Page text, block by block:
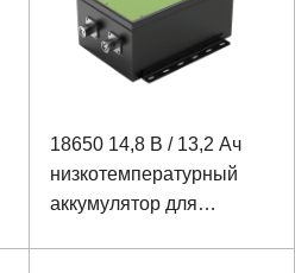
18650 14,8 В / 13,2 Ач
низкотемпературный
аккумулятор для